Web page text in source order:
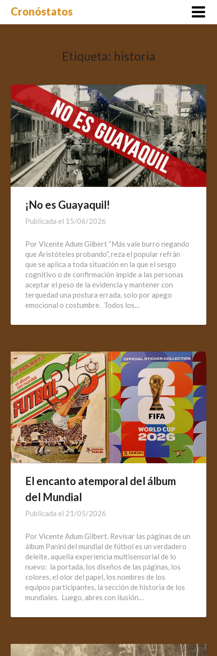
SaltarCronóstatos
Etiqueta: historia
¡No es Guayaquil!
Publicada el 15/06/2026
Por Vicente Adum Gilbert “Más vale burro negando
que Aristóteles probando”, reza el popular refrán
que se aplica a toda situación en la que el sesgo
cognitivo o de confirmación impide a las personas
aceptar el peso de la evidencia y mantener con
terquedad una postura errada, solo por apego
emocional o costumbre. Todos los…
El encanto atemporal del álbum
del Mundial
Publicada el 21/05/2026
Por Vicente Adum Gilbert. Revisar las páginas de un
álbum Panini del mundial de fútbol es un verdadero
deleite, aquella experiencia multisensorial de lo
nuevo: la portada, los diseños de las páginas, los
colores, el olor del papel, los nombres de los
equipos participantes, la sección de historia de los
mundiales. Luego, abres con ilusión…